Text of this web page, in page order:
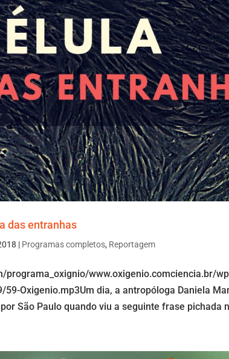
das entranhas
| Programas completos, Reportagem
programa_oxignio/www.oxigenio.comciencia.br/
Oxigenio.mp3Um dia, a antropóloga Daniela
São Paulo quando viu a seguinte frase pichada